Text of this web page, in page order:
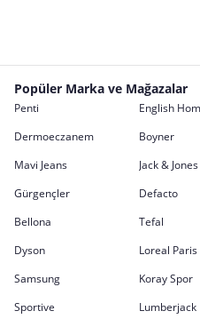
Popüler Marka ve Mağazalar
Penti English
Dermoeczanem
Boyner
Mavi Jeans
Jack & Jones
Gürgençler
Defacto
Bellona
Tefal
Dyson
Loreal Paris
Samsung
Koray Spor
Sportive
Lumberjack